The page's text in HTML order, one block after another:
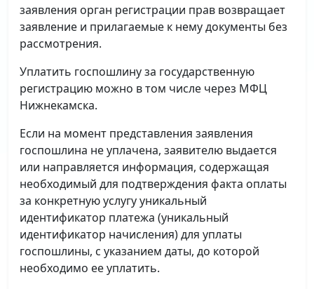
заявления орган регистрации прав возвращает
заявление и прилагаемые к нему документы без
рассмотрения.
Уплатить госпошлину за государственную
регистрацию можно в том числе через МФЦ
Нижнекамска.
Если на момент представления заявления
госпошлина не уплачена, заявителю выдается
или направляется информация, содержащая
необходимый для подтверждения факта оплаты
за конкретную услугу уникальный
идентификатор платежа (уникальный
идентификатор начисления) для уплаты
госпошлины, с указанием даты, до которой
необходимо ее уплатить.